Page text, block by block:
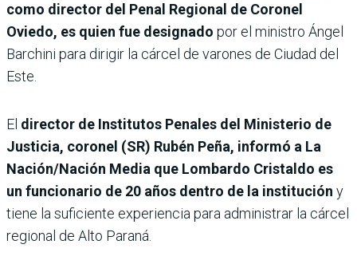
como director del Penal Regional de Coronel
Oviedo, es quien fue designado por el ministro Ángel
Barchini para dirigir la cárcel de varones de Ciudad del
Este.
El director de Institutos Penales del Ministerio de
Justicia, coronel (SR) Rubén Peña, informó a La
Nación/Nación Media que Lombardo Cristaldo es
un funcionario de 20 años dentro de la institución y
tiene la suficiente experiencia para administrar la cárcel
regional de Alto Paraná.